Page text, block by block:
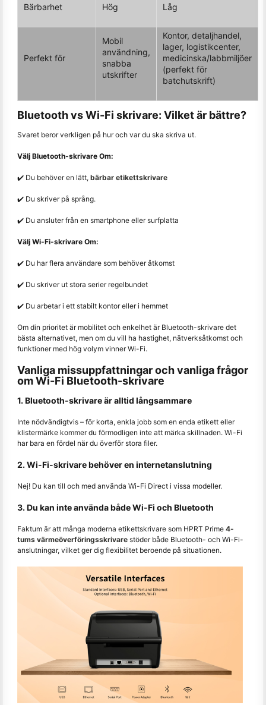
Bärbarhet Hög Låg
Perfekt för
Mobil
användning,
snabba
utskrifter
Kontor, detaljhandel,
lager, logistikcenter,
medicinska/labbmiljöer
(perfekt för
batchutskrift)
Bluetooth vs Wi-Fi skrivare: Vilket är bättre?
Svaret beror verkligen på hur och var du ska skriva ut.
Välj Bluetooth-skrivare Om:
✔️ Du behöver en lätt, bärbar etikettskrivare
✔️ Du skriver på språng.
✔️ Du ansluter från en smartphone eller surfplatta
Välj Wi-Fi-skrivare Om:
✔️ Du har flera användare som behöver åtkomst
✔️ Du skriver ut stora serier regelbundet
✔️ Du arbetar i ett stabilt kontor eller i hemmet
Om din prioritet är mobilitet och enkelhet är Bluetooth-skrivare det
bästa alternativet, men om du vill ha hastighet, nätverksåtkomst och
funktioner med hög volym vinner Wi-Fi.
Vanliga missuppfattningar och vanliga frågor
om Wi-Fi Bluetooth-skrivare
1. Bluetooth-skrivare är alltid långsammare
Inte nödvändigtvis – för korta, enkla jobb som en enda etikett eller
klistermärke kommer du förmodligen inte att märka skillnaden. Wi-Fi
har bara en fördel när du överför stora filer.
2. Wi-Fi-skrivare behöver en internetanslutning
Nej! Du kan till och med använda Wi-Fi Direct i vissa modeller.
3. Du kan inte använda både Wi-Fi och Bluetooth
Faktum är att många moderna etikettskrivare som HPRT Prime 4-
tums värmeöverföringsskrivare stöder både Bluetooth- och Wi-Fi-
anslutningar, vilket ger dig flexibilitet beroende på situationen.